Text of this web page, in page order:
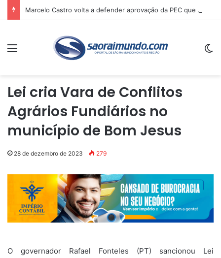
Marcelo Castro volta a defender aprovação da PEC que acaba com a escala 6×1 e avalia clima no Senado
Menu
Lei cria Vara de Conflitos
Agrários Fundiários no
município de Bom Jesus
28 de dezembro de 2023 279
O governador Rafael Fonteles (PT) sancionou Lei